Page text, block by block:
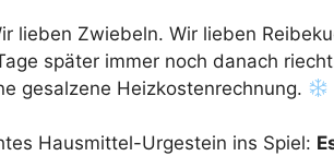
lieben Zwiebeln. Wir lieben
später immer noch danach
gesalzene Heizkostenrechnung.
Hausmittel-Urgestein ins Spiel: